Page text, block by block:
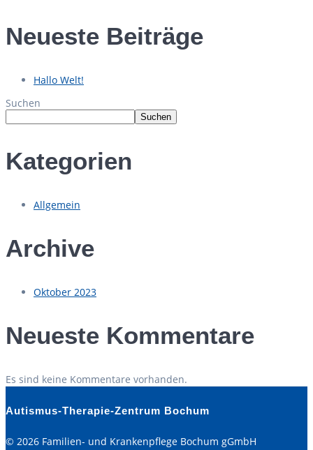
Neueste Beiträge
Hallo Welt!
Suchen
Suchen
Kategorien
Allgemein
Archive
Oktober 2023
Neueste Kommentare
Es sind keine Kommentare vorhanden.
Autismus-Therapie-Zentrum Bochum
© 2026 Familien- und Krankenpflege Bochum gGmbH